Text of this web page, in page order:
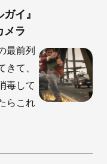
イ』
メラ
最前列
て、
毒して
らこれ